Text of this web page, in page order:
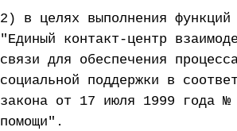
2) в целях выполнения функций
"Единый контакт-центр
связи для обеспечения
социальной поддержки в
закона от 17 июля 1999 года №
помощи".